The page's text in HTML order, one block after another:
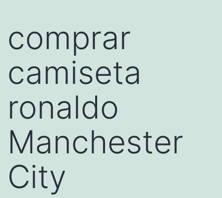
comprar
camiseta
ronaldo
Manchester
City